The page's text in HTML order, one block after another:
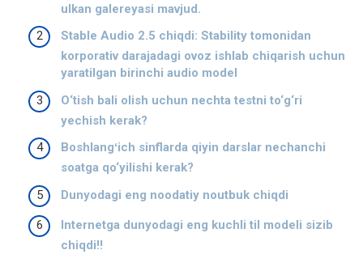
ulkan galereyasi mavjud.
Stable Audio 2.5 chiqdi: Stability tomonidan
korporativ darajadagi ovoz ishlab chiqarish uchun
yaratilgan birinchi audio model
O‘tish bali olish uchun nechta testni to‘g‘ri
yechish kerak?
Boshlangʻich sinflarda qiyin darslar nechanchi
soatga qo‘yilishi kerak?
Dunyodagi eng noodatiy noutbuk chiqdi
Internetga dunyodagi eng kuchli til modeli sizib
chiqdi!!